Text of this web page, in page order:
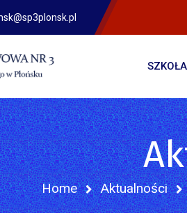
SZKOŁA
Home Aktualności